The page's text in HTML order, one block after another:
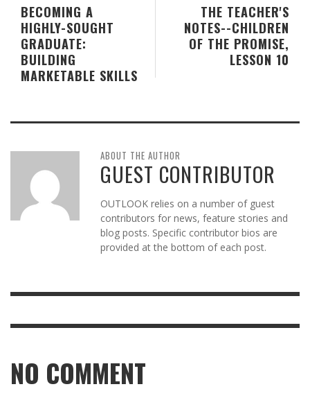
THE TEACHER'S
NOTES--CHILDREN
OF THE PROMISE,
LESSON 10
BECOMING A
HIGHLY-SOUGHT
GRADUATE:
BUILDING
MARKETABLE SKILLS
ABOUT THE AUTHOR
GUEST CONTRIBUTOR
OUTLOOK relies on a number of guest
contributors for news, feature stories and
blog posts. Specific contributor bios are
provided at the bottom of each post.
NO COMMENT